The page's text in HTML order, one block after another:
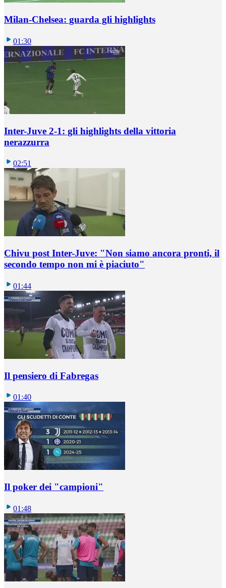
Milan-Chelsea: guarda gli highlights
01:30
Inter-Juve 2-1: gli highlights della vittoria
nerazzurra
02:51
Chivu post Inter-Juve: "Non siamo ancora pronti, il
secondo tempo non mi è piaciuto"
01:44
Il pensiero di Fabregas
01:40
Il poker dei "campioni"
01:48